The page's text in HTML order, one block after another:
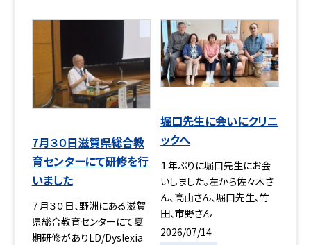
7月３０日滋賀県総合教
育センターにて研修を行
いました
７月３０日、野洲にある滋賀
県総合教育センターにて夏
期研修がありLD/Dyslexia
堀口先生に会いにクリニ
ックへ
１年ぶりに堀口先生にお会
いしました。左から佐々木さ
ん、高山さん、堀口先生、竹
田、市野さん
2026/07/14